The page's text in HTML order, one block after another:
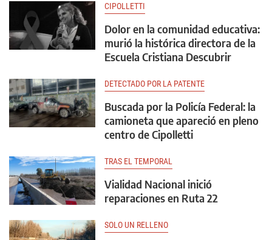
CIPOLLETTI
Dolor en la comunidad educativa:
murió la histórica directora de la
Escuela Cristiana Descubrir
DETECTADO POR LA PATENTE
Buscada por la Policía Federal: la
camioneta que apareció en pleno
centro de Cipolletti
TRAS EL TEMPORAL
Vialidad Nacional inició
reparaciones en Ruta 22
SOLO UN RELLENO